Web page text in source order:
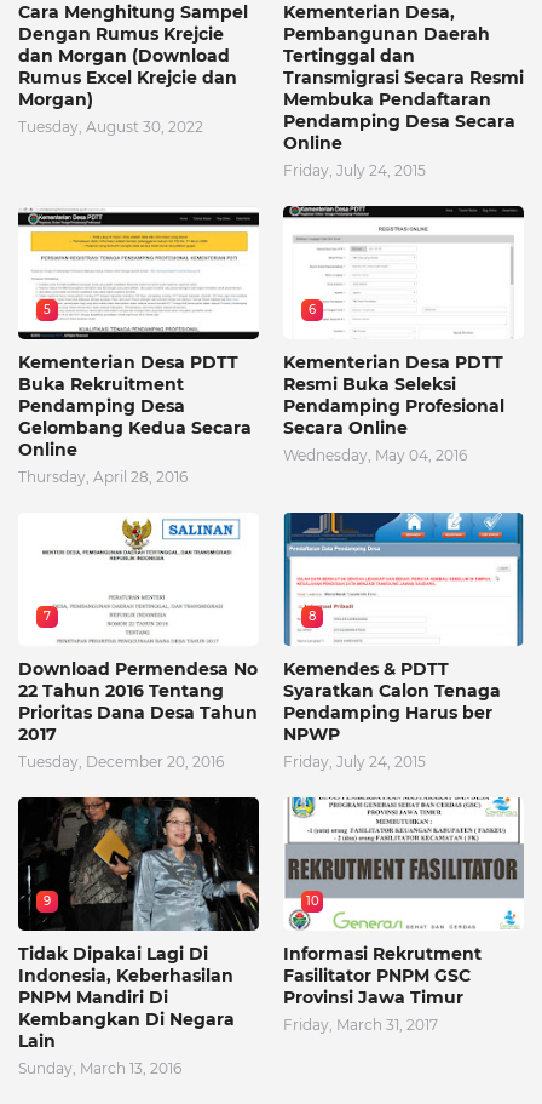
Cara Menghitung Sampel
Dengan Rumus Krejcie
dan Morgan (Download
Rumus Excel Krejcie dan
Morgan)
Tuesday, August 30, 2022
Kementerian Desa,
Pembangunan Daerah
Tertinggal dan
Transmigrasi Secara Resmi
Membuka Pendaftaran
Pendamping Desa Secara
Online
Friday, July 24, 2015
5
Kementerian Desa PDTT
Buka Rekruitment
Pendamping Desa
Gelombang Kedua Secara
Online
Thursday, April 28, 2016
6
Kementerian Desa PDTT
Resmi Buka Seleksi
Pendamping Profesional
Secara Online
Wednesday, May 04, 2016
7
Download Permendesa No
22 Tahun 2016 Tentang
Prioritas Dana Desa Tahun
2017
Tuesday, December 20, 2016
8
Kemendes & PDTT
Syaratkan Calon Tenaga
Pendamping Harus ber
NPWP
Friday, July 24, 2015
9
Tidak Dipakai Lagi Di
Indonesia, Keberhasilan
PNPM Mandiri Di
Kembangkan Di Negara
Lain
Sunday, March 13, 2016
10
Informasi Rekrutment
Fasilitator PNPM GSC
Provinsi Jawa Timur
Friday, March 31, 2017